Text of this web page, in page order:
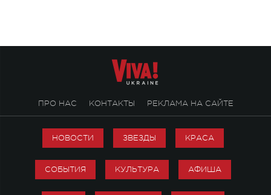
ПРО НАС КОНТАКТЫ РЕКЛАМА НА САЙТЕ
НОВОСТИ ЗВЕЗДЫ КРАСА
СОБЫТИЯ КУЛЬТУРА АФИША